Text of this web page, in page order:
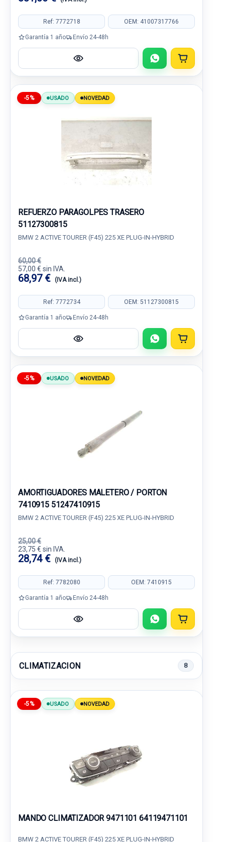
Ref: 7772718 OEM: 41007317766
Garantía 1 año Envío 24-48h
-5% USADO NOVEDAD
REFUERZO PARAGOLPES TRASERO
51127300815
BMW 2 ACTIVE TOURER (F45) 225 XE PLUG-IN-HYBRID
60,00 €
57,00 € sin IVA.
68,97 € (IVA incl.)
Ref: 7772734 OEM: 51127300815
Garantía 1 año Envío 24-48h
-5% USADO NOVEDAD
AMORTIGUADORES MALETERO / PORTON
7410915 51247410915
BMW 2 ACTIVE TOURER (F45) 225 XE PLUG-IN-HYBRID
25,00 €
23,75 € sin IVA.
28,74 € (IVA incl.)
Ref: 7782080 OEM: 7410915
Garantía 1 año Envío 24-48h
CLIMATIZACION 8
-5% USADO NOVEDAD
MANDO CLIMATIZADOR 9471101 64119471101
BMW 2 ACTIVE TOURER (F45) 225 XE PLUG-IN-HYBRID